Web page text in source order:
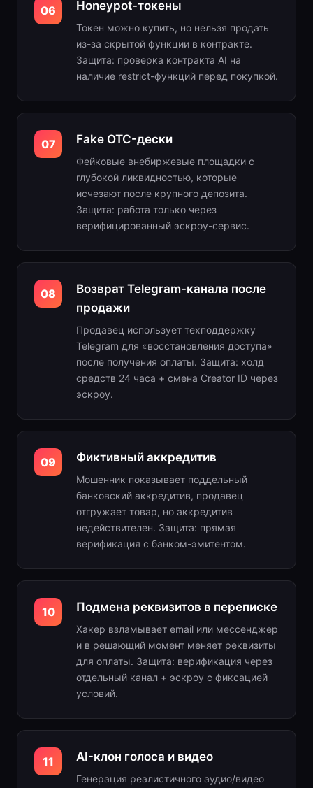
06 Honeypot-токены
Токен можно купить, но нельзя продать
из-за скрытой функции в контракте.
Защита: проверка контракта AI на
наличие restrict-функций перед покупкой.
07 Fake OTC-дески
Фейковые внебиржевые площадки с
глубокой ликвидностью, которые
исчезают после крупного депозита.
Защита: работа только через
верифицированный эскроу-сервис.
08
Возврат Telegram-канала после
продажи
Продавец использует техподдержку
Telegram для «восстановления доступа»
после получения оплаты. Защита: холд
средств 24 часа + смена Creator ID через
эскроу.
09 Фиктивный аккредитив
Мошенник показывает поддельный
банковский аккредитив, продавец
отгружает товар, но аккредитив
недействителен. Защита: прямая
верификация с банком-эмитентом.
10 Подмена реквизитов в переписке
Хакер взламывает email или мессенджер
и в решающий момент меняет реквизиты
для оплаты. Защита: верификация через
отдельный канал + эскроу с фиксацией
условий.
11 AI-клон голоса и видео
Генерация реалистичного аудио/видео